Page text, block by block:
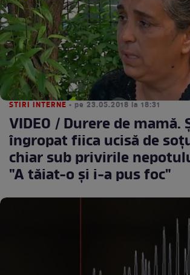
STIRI INTERNE • pe 23.05.2018 la 18:31
VIDEO / Durere de mamă. Şi-a
îngropat fiica ucisă de
chiar sub privirile
"A tăiat-o şi i-a pus foc"